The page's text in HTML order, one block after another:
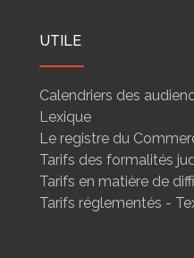
UTILE
Calendriers des
Lexique
Le registre du
Tarifs des formalités
Tarifs en matière de
Tarifs réglementés -